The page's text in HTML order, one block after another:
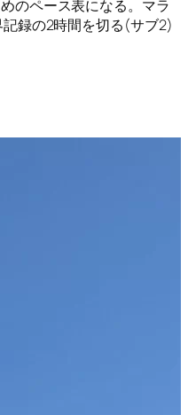
のペース表になる。マラ
録の2時間を切る(サブ2)